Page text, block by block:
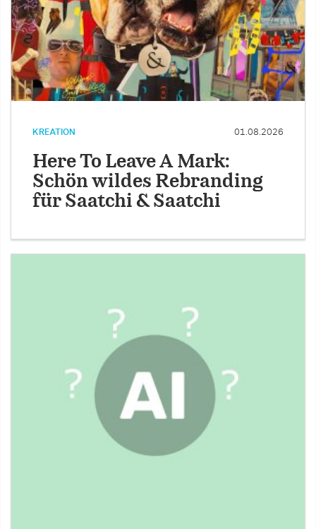
KREATION 01.08.2026
Here To Leave A Mark:
Schön wildes Rebranding
für Saatchi & Saatchi